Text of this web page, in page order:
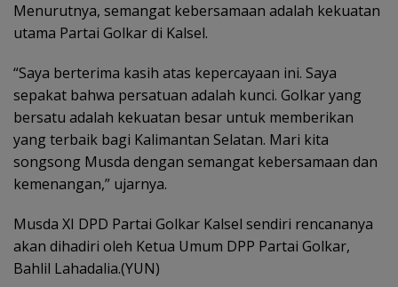
Menurutnya, semangat kebersamaan adalah kekuatan
utama Partai Golkar di Kalsel.
“Saya berterima kasih atas kepercayaan ini. Saya
sepakat bahwa persatuan adalah kunci. Golkar yang
bersatu adalah kekuatan besar untuk memberikan
yang terbaik bagi Kalimantan Selatan. Mari kita
songsong Musda dengan semangat kebersamaan dan
kemenangan,” ujarnya.
Musda XI DPD Partai Golkar Kalsel sendiri rencananya
akan dihadiri oleh Ketua Umum DPP Partai Golkar,
Bahlil Lahadalia.(YUN)